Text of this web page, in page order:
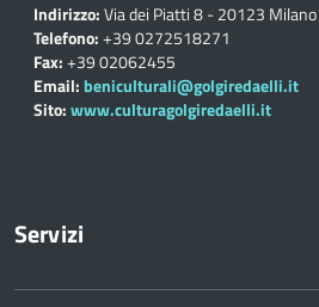
Indirizzo:Via dei Piatti 8 - 20123 Milano
Telefono:+39 0272518271
Fax:+39 02062455
Email: beniculturali@golgiredaelli.it
Sito:www.culturagolgiredaelli.it
Servizi